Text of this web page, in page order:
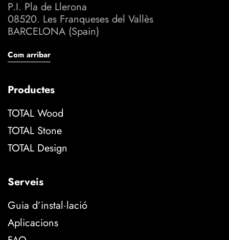
P.I. Pla de Llerona
08520. Les Franqueses del Vallès
BARCELONA (Spain)
Com arribar
Productes
TOTAL Wood
TOTAL Stone
TOTAL Design
Serveis
Guia d’instal·lació
Aplicacions